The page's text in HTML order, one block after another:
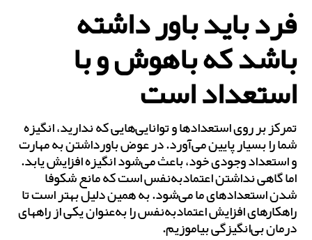
فرد باید باور داشته
باشد که باهوش و با
استعداد است
تمرکز بر روی استعدادها و توانایی‌هایی که ندارید، انگیزه
شما را بسیار پایین می‌‎آورد. در عوض باورداشتن به مهارت
و استعداد وجودی خود، باعث می‌شود انگیزه افزایش یابد.
اما گاهی نداشتن اعتمادبه‌نفس است که مانع شکوفا
شدن استعدادهای ما می‌‎شود. به همین دلیل بهتر است تا
راهکارهای افزایش اعتمادبه‌نفس را به‌عنوان یکی از راه‎های
درمان بی‌انگیزگی بیاموزیم.